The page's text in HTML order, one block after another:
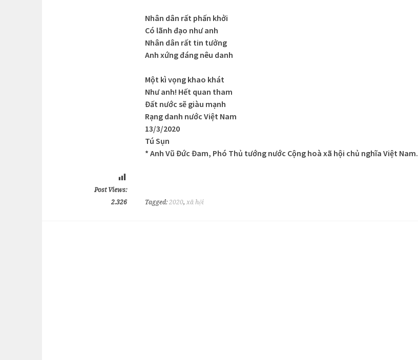
Nhân dân rất phấn khởi
Có lãnh đạo như anh
Nhân dân rất tin tưởng
Anh xứng đáng nêu danh
Một kì vọng khao khát
Như anh! Hết quan tham
Đất nước sẽ giàu mạnh
Rạng danh nước Việt Nam
13/3/2020
Tú Sụn
* Anh Vũ Đức Đam, Phó Thủ tướng nước Cộng hoà xã hội chủ nghĩa Việt Nam.
Post Views:
2.326
Tagged: 2020, xã hội